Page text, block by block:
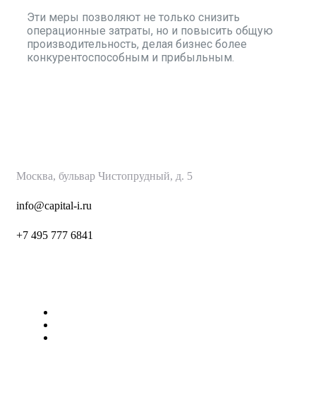
Эти меры позволяют не только снизить
операционные затраты, но и повысить общую
производительность, делая бизнес более
конкурентоспособным и прибыльным.
Москва, бульвар Чистопрудный, д. 5
info@capital-i.ru
+7 495 777 6841